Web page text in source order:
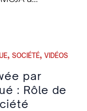
à 13H30
, SOCIÉTÉ, VIDÉOS
par
: Rôle de